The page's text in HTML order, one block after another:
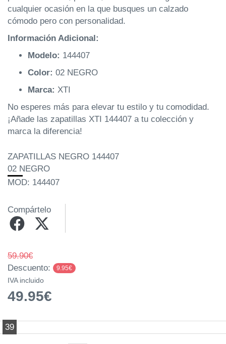
cualquier ocasión en la que busques un calzado
cómodo pero con personalidad.
Información Adicional:
Modelo: 144407
Color: 02 NEGRO
Marca: XTI
No esperes más para elevar tu estilo y tu comodidad.
¡Añade las zapatillas XTI 144407 a tu colección y
marca la diferencia!
ZAPATILLAS NEGRO 144407
02 NEGRO
MOD: 144407
Compártelo
59.90€
Descuento:
9.95€
IVA incluido
49.95€
39